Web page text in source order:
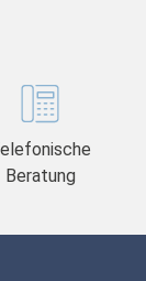
Beratung